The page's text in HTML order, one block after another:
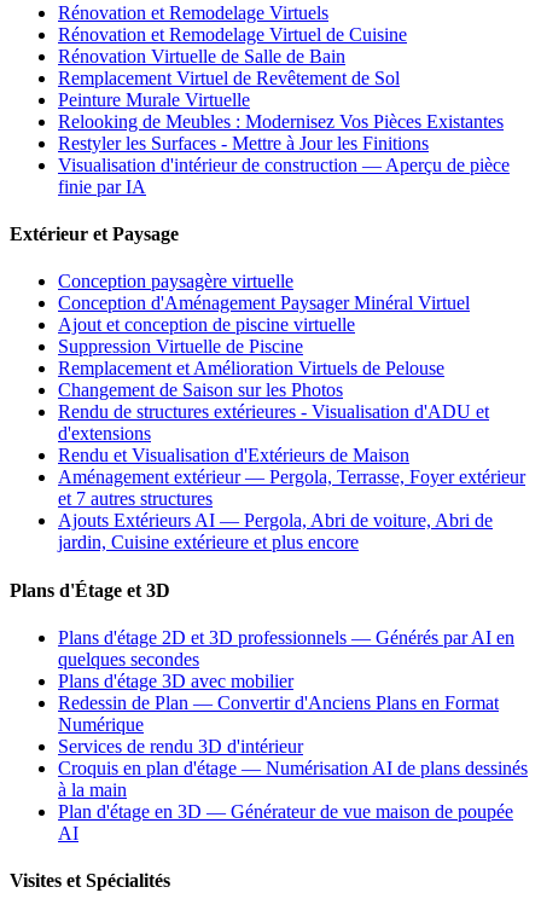
Rénovation et Remodelage Virtuels
Rénovation et Remodelage Virtuel de Cuisine
Rénovation Virtuelle de Salle de Bain
Remplacement Virtuel de Revêtement de Sol
Peinture Murale Virtuelle
Relooking de Meubles : Modernisez Vos Pièces Existantes
Restyler les Surfaces - Mettre à Jour les Finitions
Visualisation d'intérieur de construction — Aperçu de pièce
finie par IA
Extérieur et Paysage
Conception paysagère virtuelle
Conception d'Aménagement Paysager Minéral Virtuel
Ajout et conception de piscine virtuelle
Suppression Virtuelle de Piscine
Remplacement et Amélioration Virtuels de Pelouse
Changement de Saison sur les Photos
Rendu de structures extérieures - Visualisation d'ADU et
d'extensions
Rendu et Visualisation d'Extérieurs de Maison
Aménagement extérieur — Pergola, Terrasse, Foyer extérieur
et 7 autres structures
Ajouts Extérieurs AI — Pergola, Abri de voiture, Abri de
jardin, Cuisine extérieure et plus encore
Plans d'Étage et 3D
Plans d'étage 2D et 3D professionnels — Générés par AI en
quelques secondes
Plans d'étage 3D avec mobilier
Redessin de Plan — Convertir d'Anciens Plans en Format
Numérique
Services de rendu 3D d'intérieur
Croquis en plan d'étage — Numérisation AI de plans dessinés
à la main
Plan d'étage en 3D — Générateur de vue maison de poupée
AI
Visites et Spécialités